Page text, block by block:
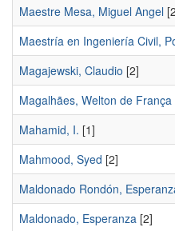
Maestre Mesa, Miguel Angel
Maestría en Ingeniería Civil,
Magajewski, Claudio [2]
Magalhães, Welton de França
Mahamid, I. [1]
Mahmood, Syed [2]
Maldonado Rondón,
Maldonado, Esperanza [2]